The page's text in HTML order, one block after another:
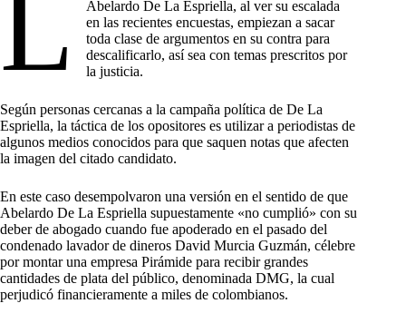
L
Abelardo De La Espriella, al ver su escalada
en las recientes encuestas, empiezan a sacar
toda clase de argumentos en su contra para
descalificarlo, así sea con temas prescritos por
la justicia.
Según personas cercanas a la campaña política de De La
Espriella, la táctica de los opositores es utilizar a periodistas de
algunos medios conocidos para que saquen notas que afecten
la imagen del citado candidato.
En este caso desempolvaron una versión en el sentido de que
Abelardo De La Espriella supuestamente «no cumplió» con su
deber de abogado cuando fue apoderado en el pasado del
condenado lavador de dineros David Murcia Guzmán, célebre
por montar una empresa Pirámide para recibir grandes
cantidades de plata del público, denominada DMG, la cual
perjudicó financieramente a miles de colombianos.